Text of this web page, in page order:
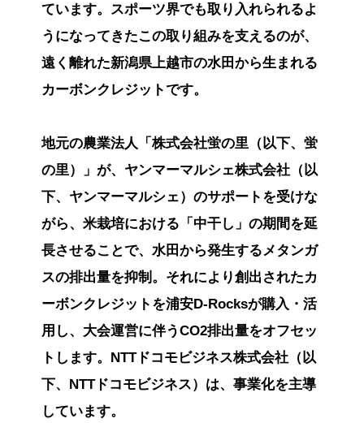
ています。スポーツ界でも取り入れられるよ
うになってきたこの取り組みを支えるのが、
遠く離れた新潟県上越市の水田から生まれる
カーボンクレジットです。
地元の農業法人「株式会社蛍の里（以下、蛍
の里）」が、ヤンマーマルシェ株式会社（以
下、ヤンマーマルシェ）のサポートを受けな
がら、米栽培における「中干し」の期間を延
長させることで、水田から発生するメタンガ
スの排出量を抑制。それにより創出されたカ
ーボンクレジットを浦安D-Rocksが購入・活
用し、大会運営に伴うCO2排出量をオフセッ
トします。NTTドコモビジネス株式会社（以
下、NTTドコモビジネス）は、事業化を主導
しています。